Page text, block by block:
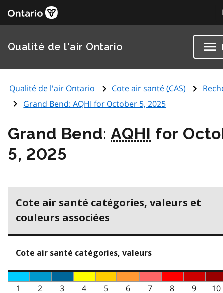
Qualité de l'air Ontario
Qualité de l'air Ontario Cote air santé (CAS)
Grand Bend:AQHI for October 5, 2025
Grand Bend: AQHI for
5, 2025
Cote air santé catégories, valeurs et
couleurs associées
Cote air santé catégories, valeurs
1 2 3 4 5 6 7 8 9
10